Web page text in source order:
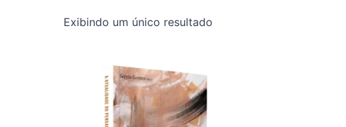
Exibindo um único resultado